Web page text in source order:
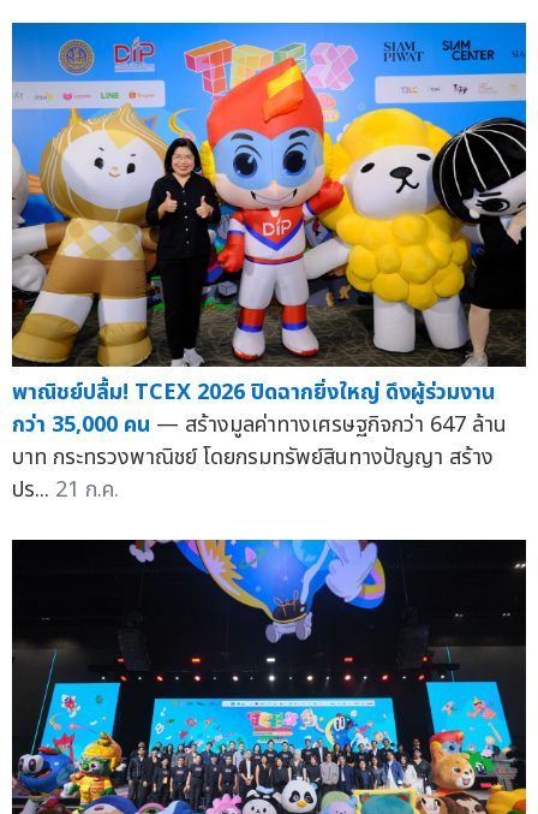
พาณิชย์ปลื้ม! TCEX 2026 ปิดฉากยิ่งใหญ่ ดึงผู้ร่วมงาน
กว่า 35,000 คน — สร้างมูลค่าทางเศรษฐกิจกว่า 647 ล้าน
บาท กระทรวงพาณิชย์ โดยกรมทรัพย์สินทางปัญญา สร้าง
ปร... 21 ก.ค.